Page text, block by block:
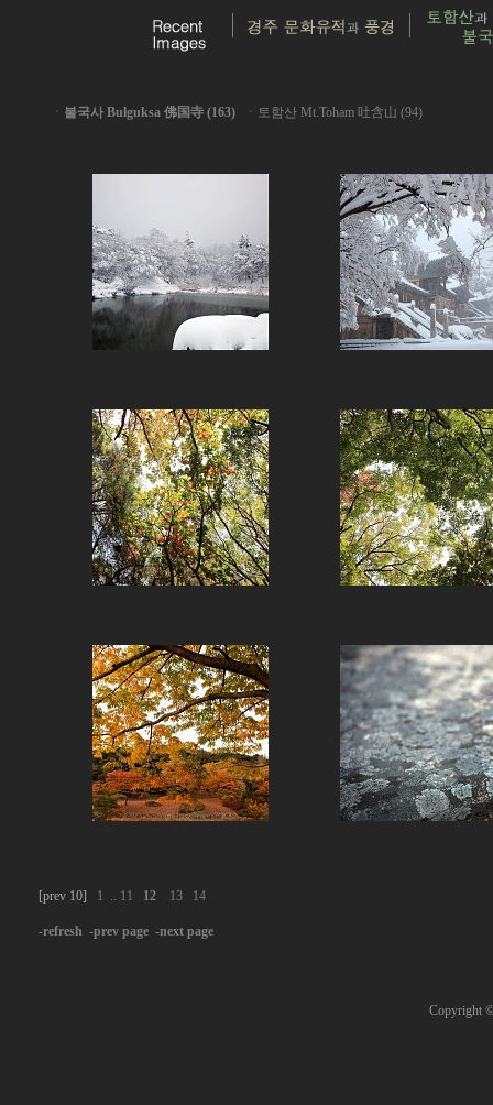
ㆍ 불국사 Bulguksa 佛国寺 (163) ㆍ 토함산 Mt.Toham 吐含山 (94)
[prev 10] 1 .. 11 12 13 14
-refresh -prev page -next page
Copyright